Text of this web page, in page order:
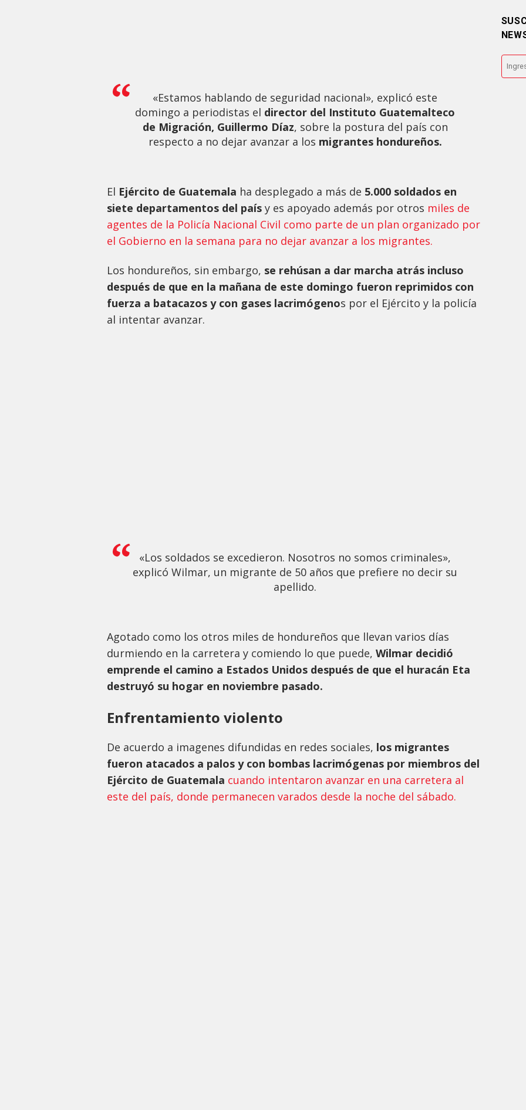
«Estamos hablando de seguridad nacional», explicó este
domingo a periodistas el director del Instituto Guatemalteco
de Migración, Guillermo Díaz, sobre la postura del país con
respecto a no dejar avanzar a los migrantes hondureños.
El Ejército de Guatemala ha desplegado a más de 5.000 soldados en
siete departamentos del país y es apoyado además por otros miles de
agentes de la Policía Nacional Civil como parte de un plan organizado por
el Gobierno en la semana para no dejar avanzar a los migrantes.
Los hondureños, sin embargo, se rehúsan a dar marcha atrás incluso
después de que en la mañana de este domingo fueron reprimidos con
fuerza a batacazos y con gases lacrimógenos por el Ejército y la policía
al intentar avanzar.
«Los soldados se excedieron. Nosotros no somos criminales»,
explicó Wilmar, un migrante de 50 años que prefiere no decir su
apellido.
Agotado como los otros miles de hondureños que llevan varios días
durmiendo en la carretera y comiendo lo que puede, Wilmar decidió
emprende el camino a Estados Unidos después de que el huracán Eta
destruyó su hogar en noviembre pasado.
Enfrentamiento violento
De acuerdo a imagenes difundidas en redes sociales, los migrantes
fueron atacados a palos y con bombas lacrimógenas por miembros del
Ejército de Guatemala cuando intentaron avanzar en una carretera al
este del país, donde permanecen varados desde la noche del sábado.